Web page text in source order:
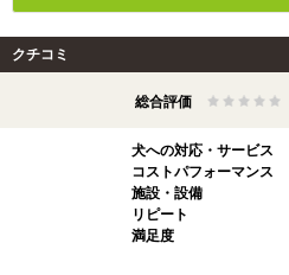
クチコミ
総合評価
犬への対応・サービス
コストパフォーマンス
施設・設備
リピート
満足度